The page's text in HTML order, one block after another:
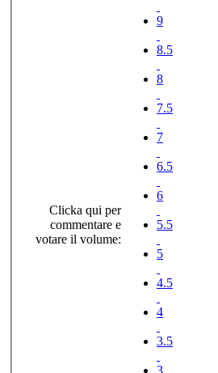
Clicka qui per
commentare e
votare il volume:
9
8.5
8
7.5
7
6.5
6
5.5
5
4.5
4
3.5